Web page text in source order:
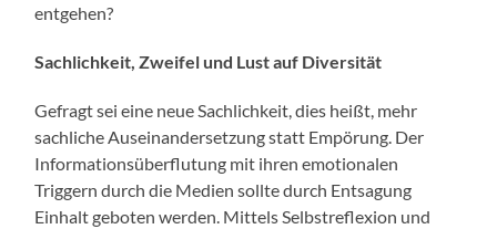
entgehen?
Sachlichkeit, Zweifel und Lust auf Diversität
Gefragt sei eine neue Sachlichkeit, dies heißt, mehr
sachliche Auseinandersetzung statt Empörung. Der
Informationsüberflutung mit ihren emotionalen
Triggern durch die Medien sollte durch Entsagung
Einhalt geboten werden. Mittels Selbstreflexion und